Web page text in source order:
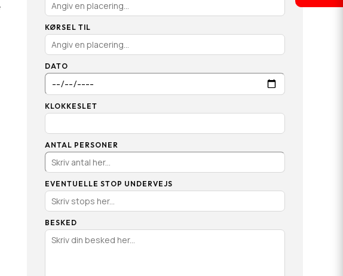
KØRSEL TIL
DATO
KLOKKESLET
ANTAL PERSONER
EVENTUELLE STOP UNDERVEJS
BESKED